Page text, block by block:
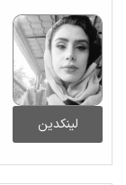
لینکدین